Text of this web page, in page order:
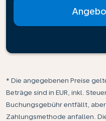
* Die angegebenen Preise
Beträge sind in EUR, inkl.
Buchungsgebühr entfällt,
Zahlungsmethode anfallen.